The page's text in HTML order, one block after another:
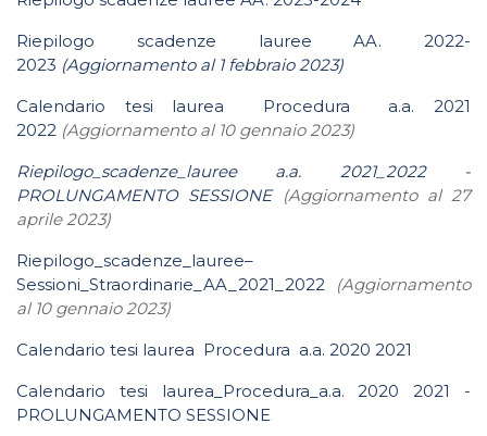
Riepilogo scadenze lauree AA. 2022-
2023 (Aggiornamento al 1 febbraio 2023)
Calendario tesi laurea Procedura a.a. 2021
2022 (Aggiornamento al 10 gennaio 2023)
Riepilogo_scadenze_lauree a.a. 2021_2022 -
PROLUNGAMENTO SESSIONE(Aggiornamento al 27
aprile 2023)
Riepilogo_scadenze_lauree–
Sessioni_Straordinarie_AA_2021_2022
(Aggiornamento
al 10 gennaio 2023)
Calendario tesi laurea Procedura a.a. 2020 2021
Calendario tesi laurea_Procedura_a.a. 2020 2021 -
PROLUNGAMENTO SESSIONE